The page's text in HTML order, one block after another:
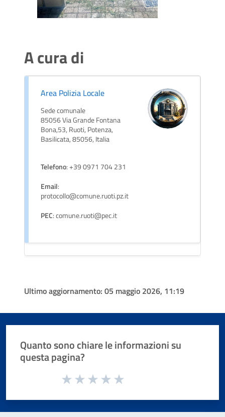
A cura di
Area Polizia Locale
Sede comunale
85056 Via Grande Fontana
Bona,53, Ruoti, Potenza,
Basilicata, 85056, Italia
Telefono: +39 0971 704 231
Email:
protocollo@comune.ruoti.pz.it
PEC: comune.ruoti@pec.it
Ultimo aggiornamento: 05 maggio 2026, 11:19
Quanto sono chiare le informazioni su
questa pagina?
Valuta da 1 a 5 stelle la pagina